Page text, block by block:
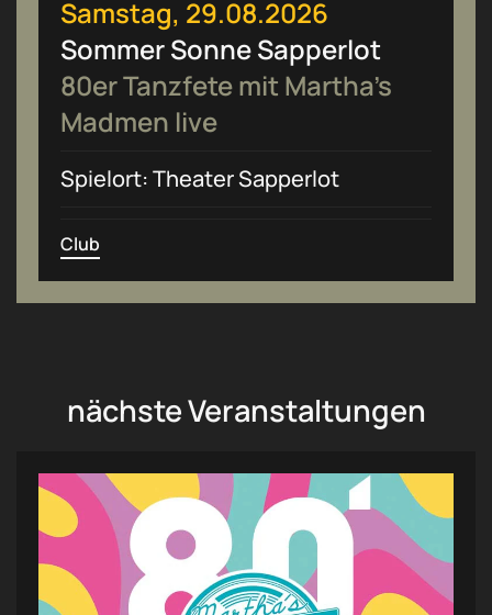
Samstag, 29.08.2026
Sommer Sonne Sapperlot
80er Tanzfete mit Martha’s
Madmen live
Spielort: Theater Sapperlot
Club
nächste Veranstaltungen